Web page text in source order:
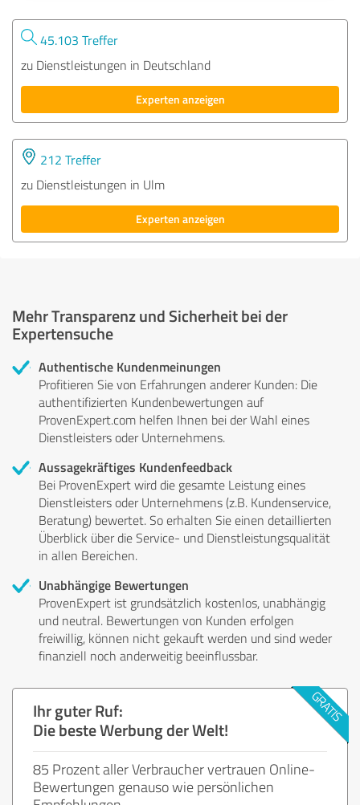
45.103 Treffer
zu Dienstleistungen in Deutschland
Experten anzeigen
212 Treffer
zu Dienstleistungen in Ulm
Experten anzeigen
Mehr Transparenz und Sicherheit bei der
Expertensuche
Authentische Kundenmeinungen
Profitieren Sie von Erfahrungen anderer Kunden: Die
authentifizierten Kundenbewertungen auf
ProvenExpert.com helfen Ihnen bei der Wahl eines
Dienstleisters oder Unternehmens.
Aussagekräftiges Kundenfeedback
Bei ProvenExpert wird die gesamte Leistung eines
Dienstleisters oder Unternehmens (z.B. Kundenservice,
Beratung) bewertet. So erhalten Sie einen detaillierten
Überblick über die Service- und Dienstleistungsqualität
in allen Bereichen.
Unabhängige Bewertungen
ProvenExpert ist grundsätzlich kostenlos, unabhängig
und neutral. Bewertungen von Kunden erfolgen
freiwillig, können nicht gekauft werden und sind weder
finanziell noch anderweitig beeinflussbar.
Ihr guter Ruf:
Die beste Werbung der Welt!
85 Prozent aller Verbraucher vertrauen Online-
Bewertungen genauso wie persönlichen